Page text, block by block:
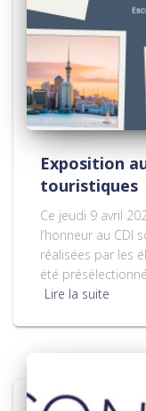
Exposition
touristiques
Ce jeudi 9 avril
l’honneur au
réalisées par les
été
Lire la suite